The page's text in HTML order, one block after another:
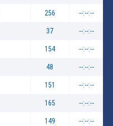
256 --:--:--
37 --:--:--
154 --:--:--
48 --:--:--
151 --:--:--
165 --:--:--
149 --:--:--